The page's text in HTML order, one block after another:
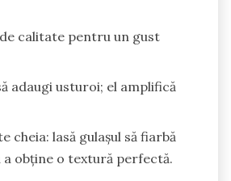
calitate pentru un gust
adaugi usturoi; el amplifică
cheia: lasă gulașul să fiarbă
obține o textură perfectă.